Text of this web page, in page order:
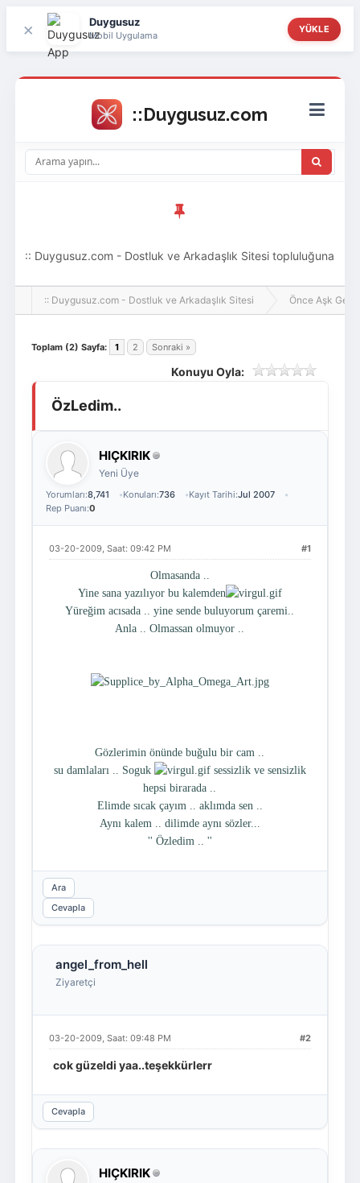
× Duygusuz
Mobil Uygulama
YÜKLE
Üye Ol
:: Duygusuz.com - Dostluk ve Arkadaşlık Sitesi topluluğuna
hoş geldin ziyaretçi! Aramıza katılmak istersen kayıt
:: Duygusuz.com - Dostluk ve Arkadaşlık Sitesi Önce Aşk Gelir
Toplam (2) Sayfa: 1 2 Sonraki »
Konuyu Oyla:
ÖzLedim..
HIÇKIRIK
Yeni Üye
Yorumları:8,741 Konuları:736 Kayıt Tarihi:Jul 2007
Rep Puanı:0
#1
03-20-2009, Saat: 09:42 PM
Olmasanda ..
Yine sana yazılıyor bu kalemden
Yüreğim acısada .. yine sende buluyorum çaremi..
Anla .. Olmassan olmuyor ..
Gözlerimin önünde buğulu bir cam ..
su damlaları .. Soguk
sessizlik ve sensizlik
hepsi birarada ..
Elimde sıcak çayım .. aklımda sen ..
Aynı kalem .. dilimde aynı sözler...
'' Özledim .. ''
Ara
Cevapla
angel_from_hell
Ziyaretçi
#2
03-20-2009, Saat: 09:48 PM
cok güzeldi yaa..teşekkürlerr
Cevapla
HIÇKIRIK